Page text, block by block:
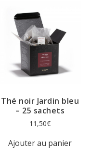
Thé noir Jardin bleu
– 25 sachets
11,50€
Ajouter au panier